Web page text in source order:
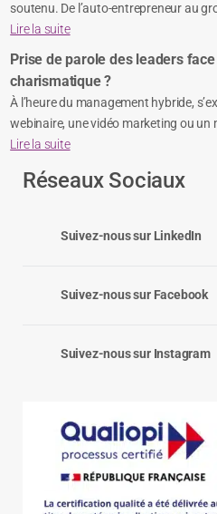
soutenu. De l’auto-entrepreneur au
Lire la suite
Prise de parole des leaders
charismatique ?
À l’heure du management hybride,
webinaire, une vidéo marketing ou
Lire la suite
Réseaux Sociaux
Suivez-nous sur LinkedIn
Suivez-nous sur Facebook
Suivez-nous sur Instagram